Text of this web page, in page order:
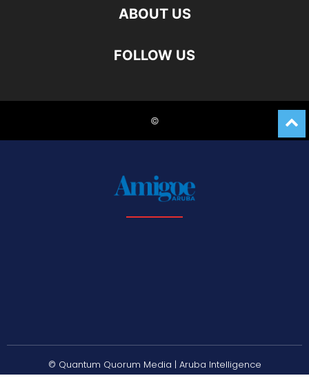
© Quantum Quorum Media | Aruba Intelligence